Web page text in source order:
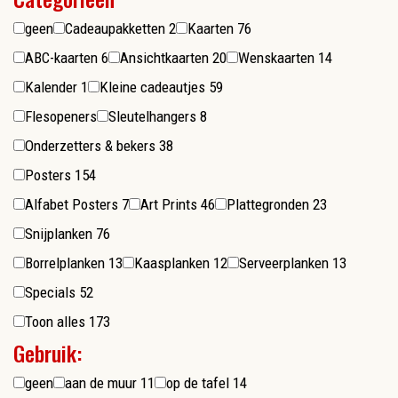
geen Cadeaupakketten 2 Kaarten 76
ABC-kaarten 6 Ansichtkaarten 20 Wenskaarten 14
Kalender 1 Kleine cadeautjes 59
Flesopeners
Sleutelhangers 8
Onderzetters & bekers 38
Posters 154
Alfabet Posters 7 Art Prints 46 Plattegronden 23
Snijplanken 76
Borrelplanken 13 Kaasplanken 12 Serveerplanken 13
Specials 52
Toon alles 173
Gebruik:
geen aan de muur 11 op de tafel 14